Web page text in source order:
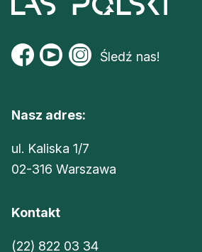
Śledź nas!
Nasz adres:
ul. Kaliska 1/7
02-316 Warszawa
Kontakt
(22) 822 03 34